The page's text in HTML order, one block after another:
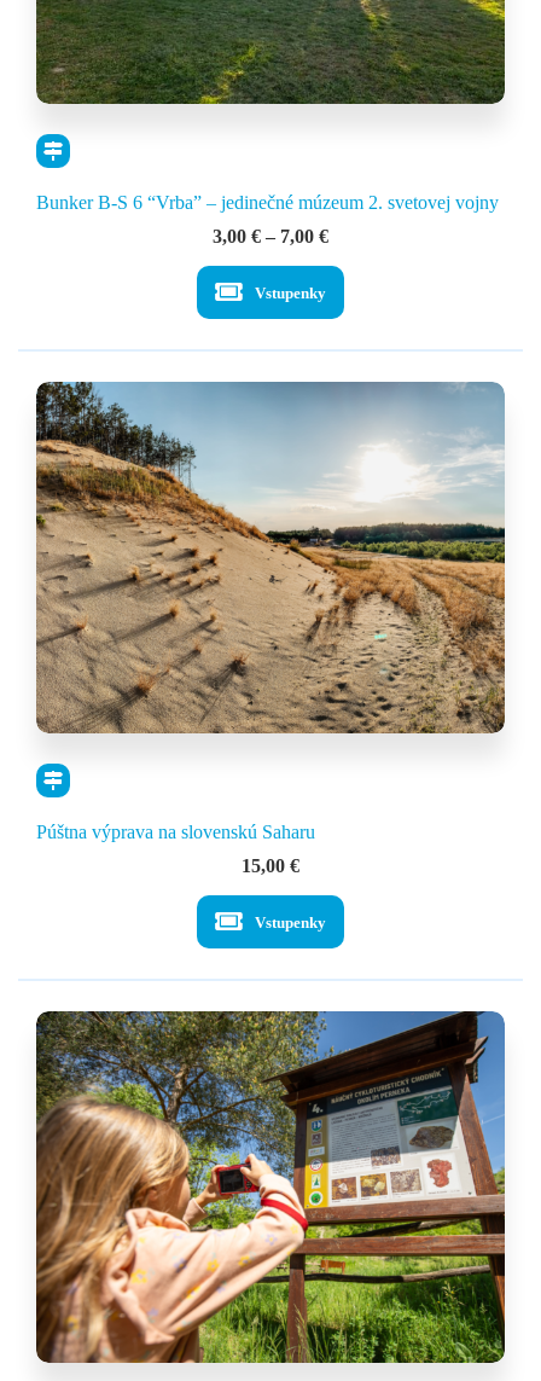
Bunker B-S 6 “Vrba” – jedinečné múzeum 2. svetovej vojny
3,00 € – 7,00 €Price
3,00 €
7,00 €
Vstupenky
Púštna výprava na slovenskú Saharu
15,00 €
Vstupenky